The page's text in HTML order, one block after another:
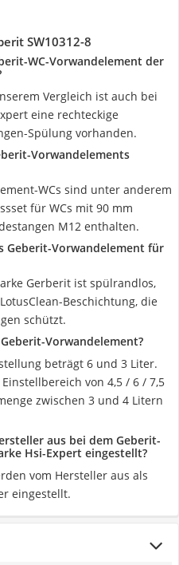
SW10312-8
WC-Vorwandelement der
Vergleich ist auch bei
eine rechteckige
Spülung vorhanden.
Vorwandelements
WCs sind unter anderem
für WCs mit 90 mm
M12 enthalten.
Geberit-Vorwandelement für
Gerberit ist spülrandlos,
Beschichtung, die
schützt.
Vorwandelement?
beträgt 6 und 3 Liter.
von 4,5 / 6 / 7,5
zwischen 3 und 4 Litern
aus bei dem Geberit-
Hsi-Expert eingestellt?
vom Hersteller aus als
eingestellt.